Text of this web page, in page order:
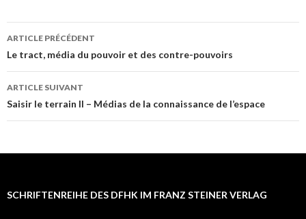
Navigation
des
articles
ARTICLE PRÉCÉDENT
Le tract, média du pouvoir et des contre-pouvoirs
ARTICLE SUIVANT
Saisir le terrain II – Médias de la connaissance de l’espace
SCHRIFTENREIHE DES DFHK IM FRANZ STEINER VERLAG